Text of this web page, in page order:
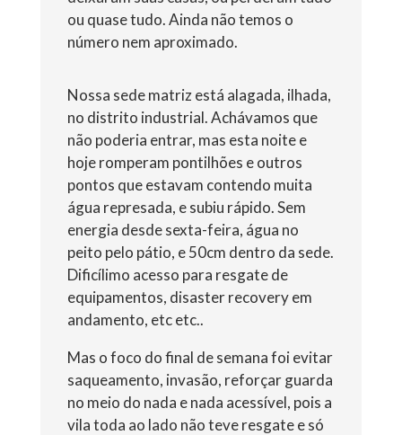
ou quase tudo. Ainda não temos o
número nem aproximado.
Nossa sede matriz está alagada, ilhada,
no distrito industrial. Achávamos que
não poderia entrar, mas esta noite e
hoje romperam pontilhões e outros
pontos que estavam contendo muita
água represada, e subiu rápido. Sem
energia desde sexta-feira, água no
peito pelo pátio, e 50cm dentro da sede.
Dificílimo acesso para resgate de
equipamentos, disaster recovery em
andamento, etc etc..
Mas o foco do final de semana foi evitar
saqueamento, invasão, reforçar guarda
no meio do nada e nada acessível, pois a
vila toda ao lado não teve resgate e só